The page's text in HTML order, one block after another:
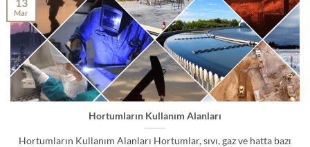
Hortumların Kullanım Alanları
Hortumların Kullanım Alanları Hortumlar, sıvı, gaz ve hatta bazı
Mar